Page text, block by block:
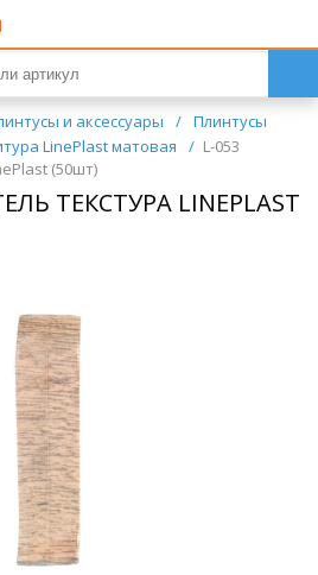
и аксессуары / Плинтусы
LinePlast матовая / L-053
(50шт)
ТЕКСТУРА LINEPLAST